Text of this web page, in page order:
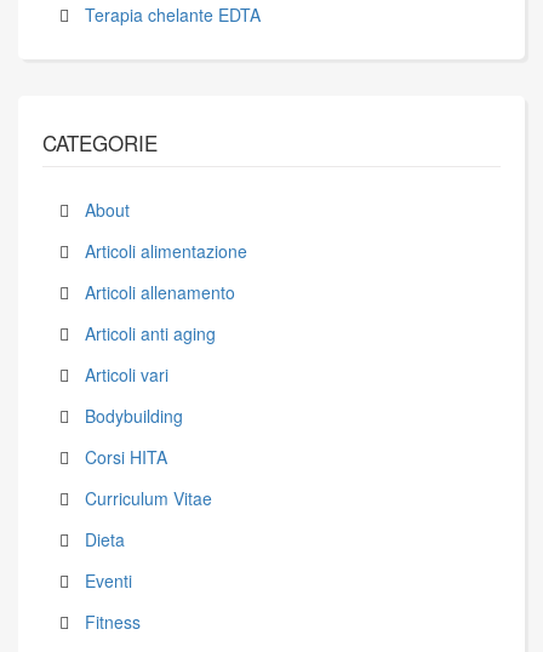
Terapia chelante EDTA
CATEGORIE
About
Articoli alimentazione
Articoli allenamento
Articoli anti aging
Articoli vari
Bodybuilding
Corsi HITA
Curriculum Vitae
Dieta
Eventi
Fitness